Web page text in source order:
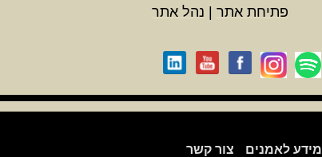
מידע לאמנים צור קשר
פתיחת אתר נהל אתר